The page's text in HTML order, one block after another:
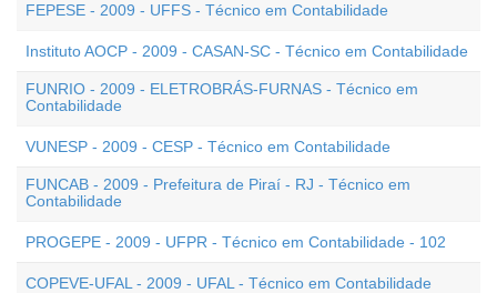
FEPESE - 2009 - UFFS - Técnico em Contabilidade
Instituto AOCP - 2009 - CASAN-SC - Técnico em Contabilidade
FUNRIO - 2009 - ELETROBRÁS-FURNAS - Técnico em
Contabilidade
VUNESP - 2009 - CESP - Técnico em Contabilidade
FUNCAB - 2009 - Prefeitura de Piraí - RJ - Técnico em
Contabilidade
PROGEPE - 2009 - UFPR - Técnico em Contabilidade - 102
COPEVE-UFAL - 2009 - UFAL - Técnico em Contabilidade